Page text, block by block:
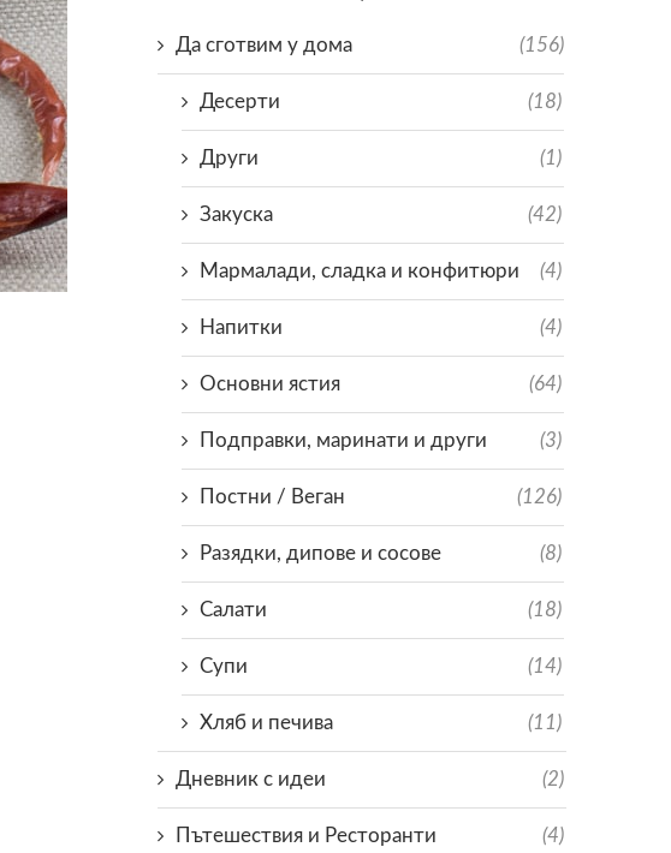
Да сготвим у дома (156)
Десерти (18)
Други (1)
Закуска (42)
Мармалади, сладка и конфитюри (4)
Напитки (4)
Основни ястия (64)
Подправки, маринати и други (3)
Постни / Веган (126)
Разядки, дипове и сосове (8)
Салати (18)
Супи (14)
Хляб и печива (11)
Дневник с идеи (2)
Пътешествия и Ресторанти (4)